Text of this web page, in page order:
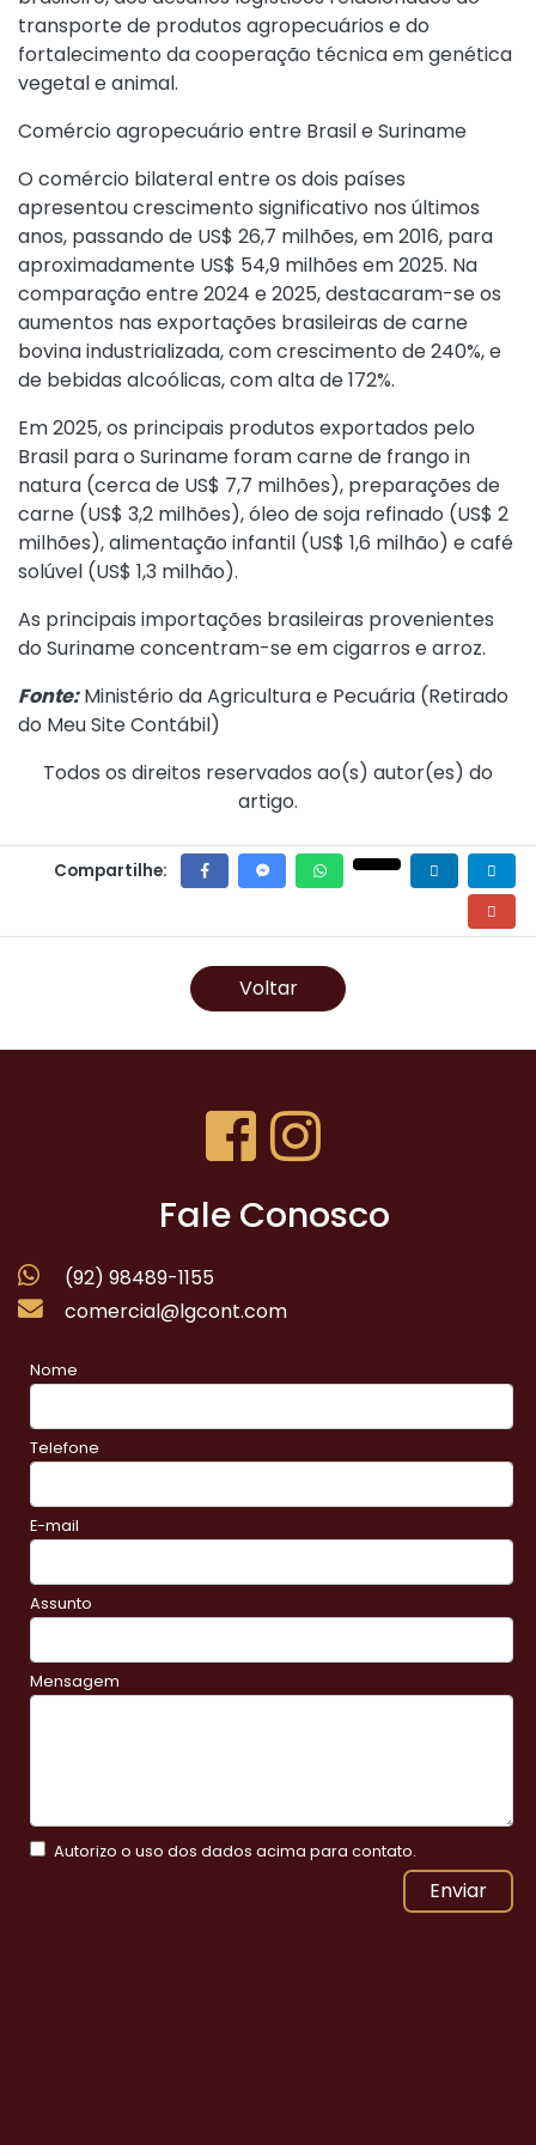
transporte de produtos agropecuários e do
fortalecimento da cooperação técnica em genética
vegetal e animal.
Comércio agropecuário entre Brasil e Suriname
O comércio bilateral entre os dois países
apresentou crescimento significativo nos últimos
anos, passando de US$ 26,7 milhões, em 2016, para
aproximadamente US$ 54,9 milhões em 2025. Na
comparação entre 2024 e 2025, destacaram-se os
aumentos nas exportações brasileiras de carne
bovina industrializada, com crescimento de 240%, e
de bebidas alcoólicas, com alta de 172%.
Em 2025, os principais produtos exportados pelo
Brasil para o Suriname foram carne de frango in
natura (cerca de US$ 7,7 milhões), preparações de
carne (US$ 3,2 milhões), óleo de soja refinado (US$ 2
milhões), alimentação infantil (US$ 1,6 milhão) e café
solúvel (US$ 1,3 milhão).
As principais importações brasileiras provenientes
do Suriname concentram-se em cigarros e arroz.
Fonte:Ministério da Agricultura e Pecuária (Retirado
do Meu Site Contábil)
Todos os direitos reservados ao(s) autor(es) do
artigo.
Compartilhe:
Voltar
Fale Conosco
(92) 98489-1155
comercial@lgcont.com
Nome
Telefone
E-mail
Assunto
Mensagem
Autorizo o uso dos dados acima para contato.
Enviar